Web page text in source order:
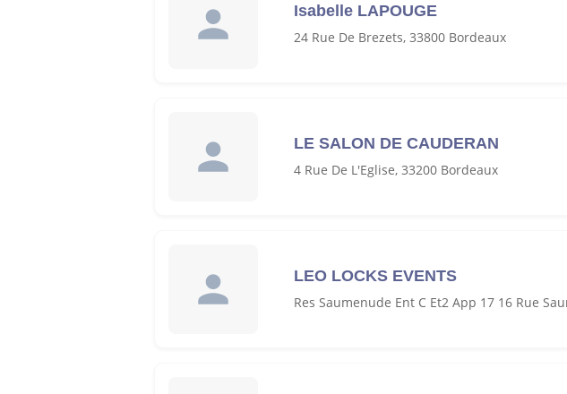
Isabelle LAPOUGE
24 Rue De Brezets, 33800 Bordeaux
LE SALON DE CAUDERAN
4 Rue De L'Eglise, 33200 Bordeaux
LEO LOCKS EVENTS
Res Saumenude Ent C Et2 App 17 16 Rue